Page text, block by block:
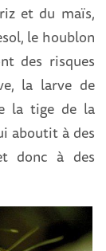
et du maïs,
le houblon
des risques
la larve de
la tige de la
aboutit à des
donc à des